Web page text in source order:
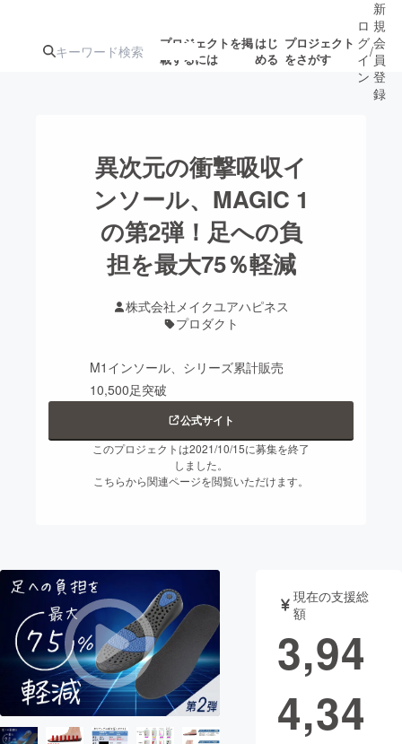
プロジェクトを掲
載するには
はじ
める
プロジェクト
をさがす
注目のリ
ターン
注目の新着プロ
ジェクト
募集終了が近いプ
ロジェクト
アート・写真
ビジネス・起業
まちづくり・地域活性化
CAMPFIRE for Social GoodCAMPFIRE Creation
ロ
グ
イ
ン
/
新
規
会
員
登
録
異次元の衝撃吸収イ
ンソール、MAGIC 1
の第2弾！足への負
担を最大75％軽減
株式会社メイクユアハピネス
プロダクト
M1インソール、シリーズ累計販売
10,500足突破
公式サイト
このプロジェクトは2021/10/15に募集を終了
しました。
こちらから関連ページを閲覧いただけます。
現在の支援総
額
3,94
4,34